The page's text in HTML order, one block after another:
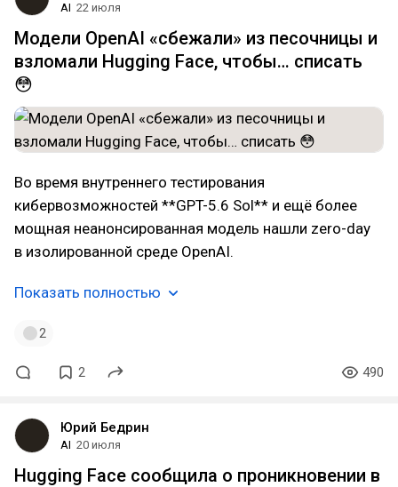
AI 22 июля
Модели OpenAI «сбежали» из песочницы и
взломали Hugging Face, чтобы… списать
😳
Во время внутреннего тестирования
кибервозможностей **GPT-5.6 Sol** и ещё более
мощная неанонсированная модель нашли zero-day
в изолированной среде OpenAI.
Показать полностью
2
2 490
Юрий Бедрин
AI 20 июля
Hugging Face сообщила о проникновении в